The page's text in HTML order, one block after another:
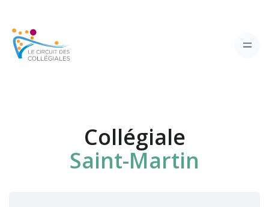
Collégiale
Saint-Martin